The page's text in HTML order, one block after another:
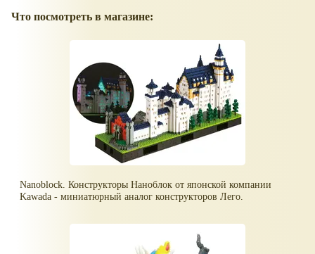
Что посмотреть в магазине:
Nanoblock. Конструкторы Наноблок от японской компании
Kawada - миниатюрный аналог конструкторов Лего.